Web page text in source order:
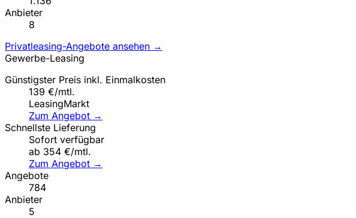
Anbieter
8
Privatleasing-Angebote ansehen →
Gewerbe-Leasing
Günstigster Preis inkl. Einmalkosten
139 €/mtl.
LeasingMarkt
Zum Angebot →
Schnellste Lieferung
Sofort verfügbar
ab 354 €/mtl.
Zum Angebot →
Angebote
784
Anbieter
5